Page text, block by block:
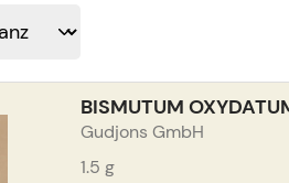
BISMUTUM
Gudjons GmbH
1.5 g